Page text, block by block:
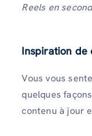
Reels en
Inspiration de
Vous vous
quelques
contenu à jour